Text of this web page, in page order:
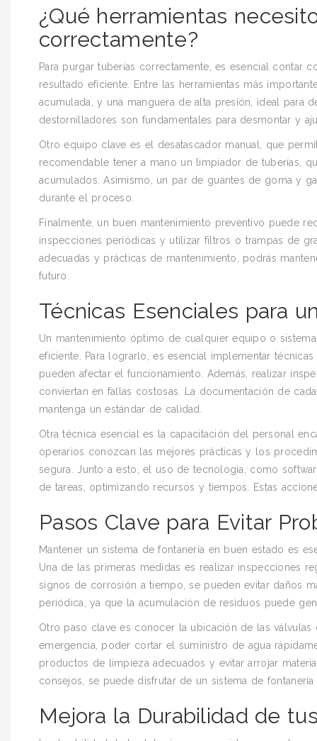
¿Qué herramientas
correctamente?
Para purgar tuberías correctamente, es esencial contar
resultado eficiente. Entre las herramientas más
acumulada, y una manguera de alta presión, ideal para
destornilladores son fundamentales para desmontar y
Otro equipo clave es el desatascador manual, que
recomendable tener a mano un limpiador de tuberías,
acumulados. Asimismo, un par de guantes de goma y
durante el proceso.
Finalmente, un buen mantenimiento preventivo puede
inspecciones periódicas y utilizar filtros o trampas de
adecuadas y prácticas de mantenimiento, podrás
futuro.
Técnicas Esenciales para
Un mantenimiento óptimo de cualquier equipo o
eficiente. Para lograrlo, es esencial implementar
pueden afectar el funcionamiento. Además, realizar
conviertan en fallas costosas. La documentación de
mantenga un estándar de calidad.
Otra técnica esencial es la capacitación del personal
operarios conozcan las mejores prácticas y los
segura. Junto a esto, el uso de tecnología, como
de tareas, optimizando recursos y tiempos. Estas
Pasos Clave para Evitar
Mantener un sistema de fontanería en buen estado es
Una de las primeras medidas es realizar inspecciones
signos de corrosión a tiempo, se pueden evitar daños
periódica, ya que la acumulación de residuos puede
Otro paso clave es conocer la ubicación de las
emergencia, poder cortar el suministro de agua
productos de limpieza adecuados y evitar arrojar
consejos, se puede disfrutar de un sistema de
Mejora la Durabilidad de